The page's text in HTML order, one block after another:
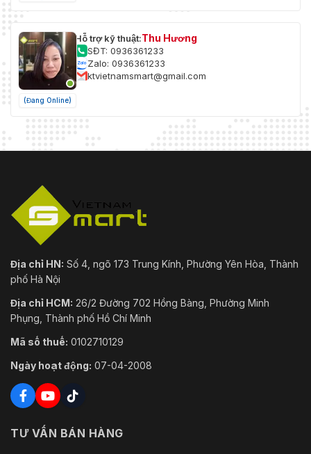
(Đang Online)
Hỗ trợ kỹ thuật:Thu Hương
SĐT: 0936361233
Zalo: 0936361233
ktvietnamsmart@gmail.com
Địa chỉ HN: Số 4, ngõ 173 Trung Kính, Phường Yên Hòa, Thành
phố Hà Nội
Địa chỉ HCM: 26/2 Đường 702 Hồng Bàng, Phường Minh
Phụng, Thành phố Hồ Chí Minh
Mã số thuế: 0102710129
Ngày hoạt động: 07-04-2008
TƯ VẤN BÁN HÀNG